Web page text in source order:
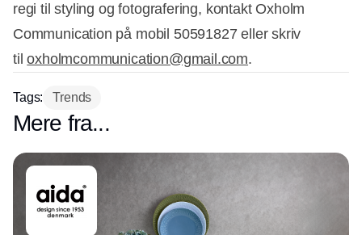
regi til styling og fotografering, kontakt Oxholm
Communication på mobil 50591827 eller skriv
tiloxholmcommunication@gmail.com.
Tags: Trends
Mere fra...